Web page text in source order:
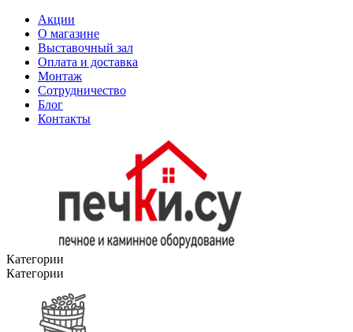
Акции
О магазине
Выставочный зал
Оплата и доставка
Монтаж
Сотрудничество
Блог
Контакты
Категории
Категории